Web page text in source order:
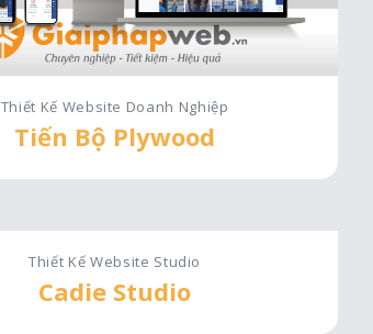
Thiết Kế Website Doanh Nghiệp
Tiến Bộ Plywood
Thiết Kế Website Studio
Cadie Studio